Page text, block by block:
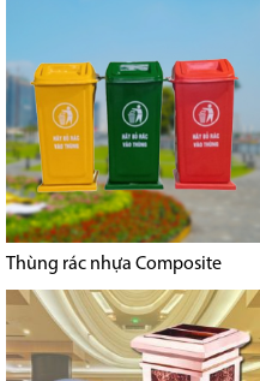
Thùng rác nhựa Composite